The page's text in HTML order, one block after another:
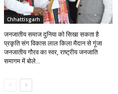
Chhattisgarh
जनजातीय समाज दुनिया को सिखा सकता है
प्रकृति संग विकास लाल किला मैदान से गूंजा
जनजातीय गौरव का स्वर, राष्ट्रीय जनजाति
समागम में बोले...